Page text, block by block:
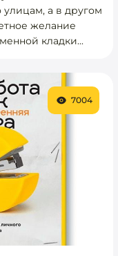
улицам, а в другом
желание
кладки...
7004